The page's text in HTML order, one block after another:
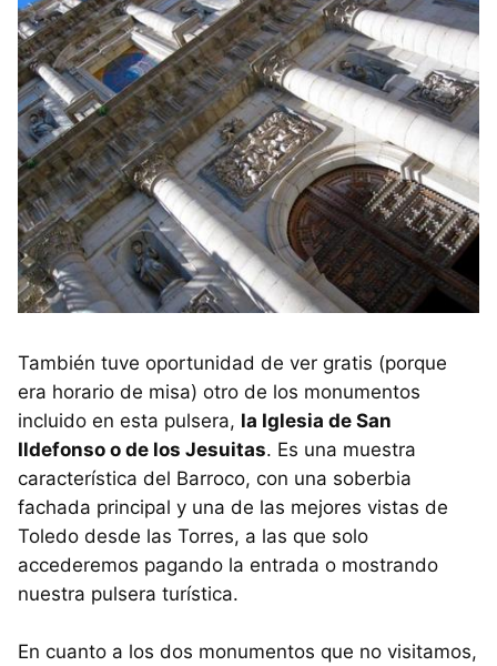
También tuve oportunidad de ver gratis (porque
era horario de misa) otro de los monumentos
incluido en esta pulsera, la Iglesia de San
Ildefonso o de los Jesuitas. Es una muestra
característica del Barroco, con una soberbia
fachada principal y una de las mejores vistas de
Toledo desde las Torres, a las que solo
accederemos pagando la entrada o mostrando
nuestra pulsera turística.
En cuanto a los dos monumentos que no visitamos,